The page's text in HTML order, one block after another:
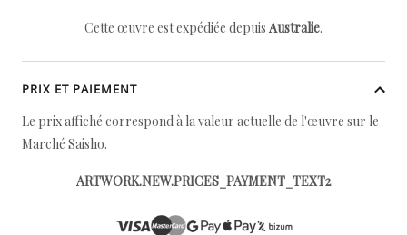
Cette œuvre est expédiée depuis Australie.
PRIX ET PAIEMENT
Le prix affiché correspond à la valeur actuelle de l'œuvre sur le
Marché Saisho.
ARTWORK.NEW.PRICES_PAYMENT_TEXT2